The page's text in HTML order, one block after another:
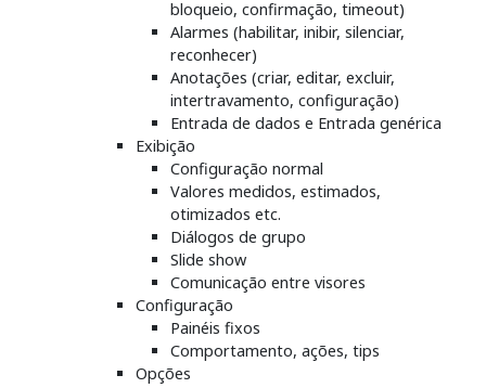
bloqueio, confirmação, timeout)
Alarmes (habilitar, inibir, silenciar,
reconhecer)
Anotações (criar, editar, excluir,
intertravamento, configuração)
Entrada de dados e Entrada genérica
Exibição
Configuração normal
Valores medidos, estimados,
otimizados etc.
Diálogos de grupo
Slide show
Comunicação entre visores
Configuração
Painéis fixos
Comportamento, ações, tips
Opções